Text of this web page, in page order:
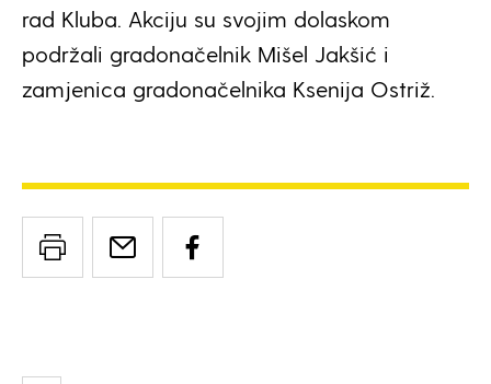
rad Kluba. Akciju su svojim dolaskom
podržali gradonačelnik Mišel Jakšić i
zamjenica gradonačelnika Ksenija Ostriž.